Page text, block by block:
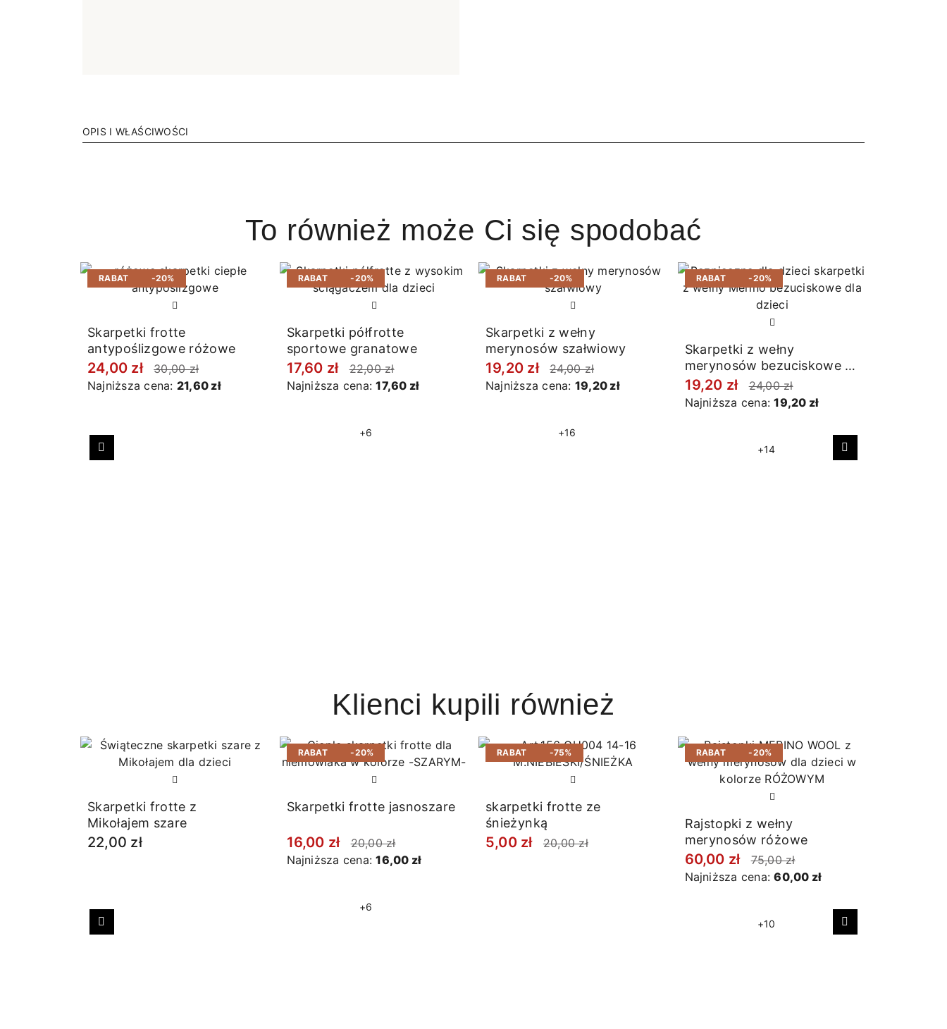
OPIS I WŁAŚCIWOŚCI
To również może Ci się spodobać
RABAT -20%
Skarpetki frotte
antypoślizgowe różowe
24,00 zł
30,00 zł
Najniższa cena: 21,60 zł
RABAT -20%
Skarpetki półfrotte
sportowe granatowe
17,60 zł
22,00 zł
Najniższa cena:17,60 zł
+6
RABAT -20%
Skarpetki z wełny
merynosów szałwiowy
19,20 zł
24,00 zł
Najniższa cena: 19,20 zł
+16
RABAT -20%
Skarpetki z wełny
merynosów bezuciskowe w
prążki granatowe
19,20 zł
24,00 zł
Najniższa cena:19,20 zł
+14
Poprzedni Następny
Klienci kupili również
Skarpetki frotte z
Mikołajem szare
22,00 zł
RABAT -20%
Skarpetki frotte jasnoszare
16,00 zł
20,00 zł
Najniższa cena:16,00 zł
+6
RABAT -75%
skarpetki frotte ze
śnieżynką
5,00 zł 20,00 zł
RABAT -20%
Rajstopki z wełny
merynosów różowe
60,00 zł
75,00 zł
Najniższa cena:60,00 zł
+10
Poprzedni Następny